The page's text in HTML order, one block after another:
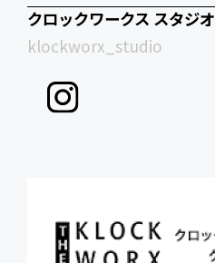
クロックワークス スタジオ
klockworx_studio